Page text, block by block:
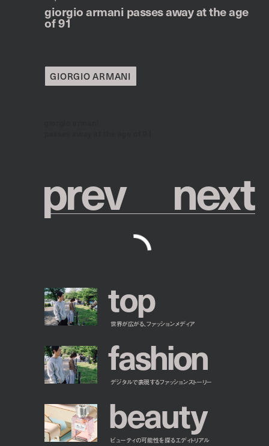
giorgio armani passes away at the age
of 91
GIORGIO ARMANI
prev next
top
世界が広がる、ファッションメディア
fashion
デジタルで表現するファッションストーリー
beauty
ビューティの可能性を探るエディトリアル